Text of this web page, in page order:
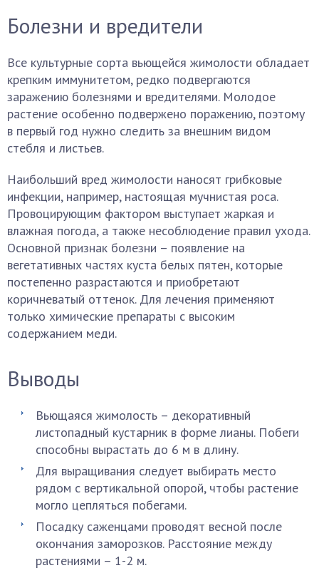
Болезни и вредители
Все культурные сорта вьющейся жимолости обладает
крепким иммунитетом, редко подвергаются
заражению болезнями и вредителями. Молодое
растение особенно подвержено поражению, поэтому
в первый год нужно следить за внешним видом
стебля и листьев.
Наибольший вред жимолости наносят грибковые
инфекции, например, настоящая мучнистая роса.
Провоцирующим фактором выступает жаркая и
влажная погода, а также несоблюдение правил ухода.
Основной признак болезни – появление на
вегетативных частях куста белых пятен, которые
постепенно разрастаются и приобретают
коричневатый оттенок. Для лечения применяют
только химические препараты с высоким
содержанием меди.
Выводы
Вьющаяся жимолость – декоративный
листопадный кустарник в форме лианы. Побеги
способны вырастать до 6 м в длину.
Для выращивания следует выбирать место
рядом с вертикальной опорой, чтобы растение
могло цепляться побегами.
Посадку саженцами проводят весной после
окончания заморозков. Расстояние между
растениями – 1-2 м.